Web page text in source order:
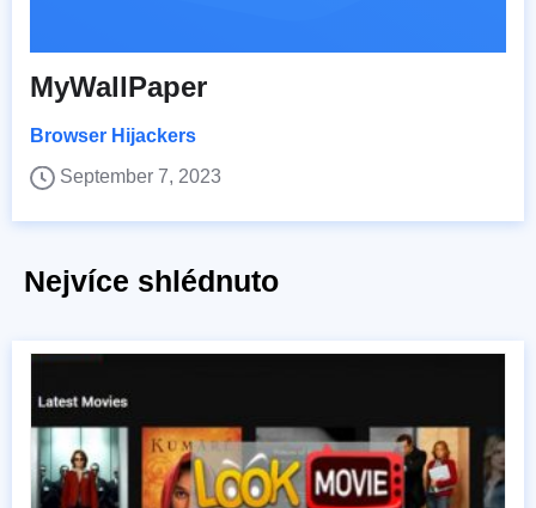
MyWallPaper
Browser Hijackers
September 7, 2023
Nejvíce shlédnuto